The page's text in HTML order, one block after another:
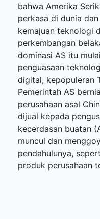
bahwa Amerika
perkasa di dunia
kemajuan teknologi
perkembangan
dominasi AS itu
penguasaan
digital, kepopuleran
Pemerintah AS
perusahaan asal
dijual kepada
kecerdasan buatan
muncul dan
pendahulunya,
produk perusahaan